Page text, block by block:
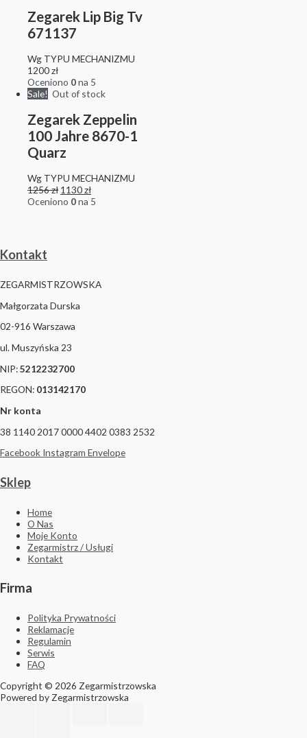
Zegarek Lip Big Tv
671137
Wg TYPU MECHANIZMU
1200zł
Oceniono 0na 5
Sale! Out of stock
Zegarek Zeppelin
100 Jahre 8670-1
Quarz
Wg TYPU MECHANIZMU
1256zł 1130zł
Oceniono 0na 5
Kontakt
ZEGARMISTRZOWSKA
Małgorzata Durska
02-916 Warszawa
ul. Muszyńska 23
NIP:5212232700
REGON: 013142170
Nr konta
38 1140 2017 0000 4402 0383 2532
Facebook Instagram Envelope
Sklep
Home
O Nas
Moje Konto
Zegarmistrz / Usługi
Kontakt
Firma
Polityka Prywatności
Reklamacje
Regulamin
Serwis
FAQ
Copyright © 2026 Zegarmistrzowska
Powered by Zegarmistrzowska